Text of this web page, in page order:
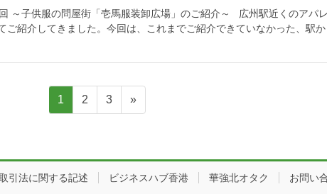
～子供服の問屋街「壱馬服装卸広場」のご紹介～ 広州駅近くのアパ
ご紹介してきました。今回は、これまでご紹介できていなかった、駅
ペ
ー
1
ペ
ー
2
ペ
ー
3 »
引法に関する記述 ビジネスハブ香港 華強北オタク お問い